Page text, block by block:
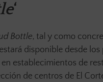
‘
Bottle, tal y como
disponible desde los
establecimientos de
de centros de El